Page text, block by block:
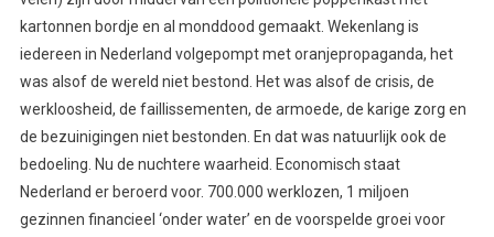
kartonnen bordje en al monddood gemaakt. Wekenlang is
iedereen in Nederland volgepompt met oranjepropaganda, het
was alsof de wereld niet bestond. Het was alsof de crisis, de
werkloosheid, de faillissementen, de armoede, de karige zorg en
de bezuinigingen niet bestonden. En dat was natuurlijk ook de
bedoeling. Nu de nuchtere waarheid. Economisch staat
Nederland er beroerd voor. 700.000 werklozen, 1 miljoen
gezinnen financieel ‘onder water’ en de voorspelde groei voor